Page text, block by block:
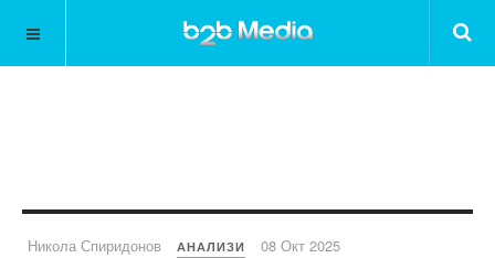
Никола Спиридонов АНАЛИЗИ 08 Окт 2025